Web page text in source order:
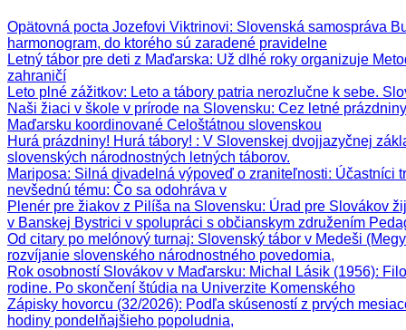
Opätovná pocta Jozefovi Viktrinovi: Slovenská samospráva
harmonogram, do ktorého sú zaradené pravidelne
Letný tábor pre deti z Maďarska: Už dlhé roky organizuje
zahraničí
Leto plné zážitkov: Leto a tábory patria nerozlučne k sebe.
Naši žiaci v škole v prírode na Slovensku: Cez letné
Maďarsku koordinované Celoštátnou slovenskou
Hurá prázdniny! Hurá tábory! : V Slovenskej dvojjazyčnej
slovenských národnostných letných táborov.
Mariposa: Silná divadelná výpoveď o zraniteľnosti: Účastníci
nevšednú tému: Čo sa odohráva v
Plenér pre žiakov z Pilíša na Slovensku: Úrad pre Slovákov
v Banskej Bystrici v spolupráci s občianskym združením
Od citary po melónový turnaj: Slovenský tábor v Medeši
rozvíjanie slovenského národnostného povedomia,
Rok osobností Slovákov v Maďarsku: Michal Lásik (1956):
rodine. Po skončení štúdia na Univerzite Komenského
Zápisky hovorcu (32/2026): Podľa skúseností z prvých
hodiny pondelňajšieho popoludnia,